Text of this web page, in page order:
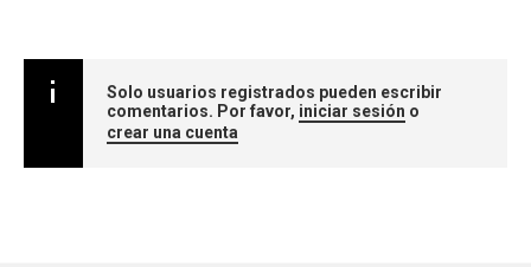
Solo usuarios registrados pueden escribir
comentarios. Por favor, iniciar sesión o
crear una cuenta